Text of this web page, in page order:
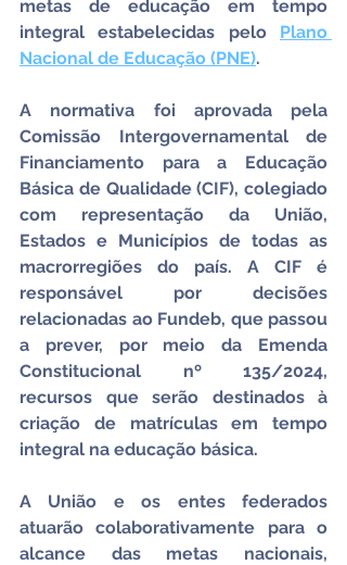
metas de educação em tempo
integral estabelecidas pelo Plano
Nacional de Educação (PNE).
A normativa foi aprovada pela
Comissão Intergovernamental de
Financiamento para a Educação
Básica de Qualidade (CIF), colegiado
com representação da União,
Estados e Municípios de todas as
macrorregiões do país. A CIF é
responsável por decisões
relacionadas ao Fundeb, que passou
a prever, por meio da Emenda
Constitucional nº 135/2024,
recursos que serão destinados à
criação de matrículas em tempo
integral na educação básica.
A União e os entes federados
atuarão colaborativamente para o
alcance das metas nacionais,